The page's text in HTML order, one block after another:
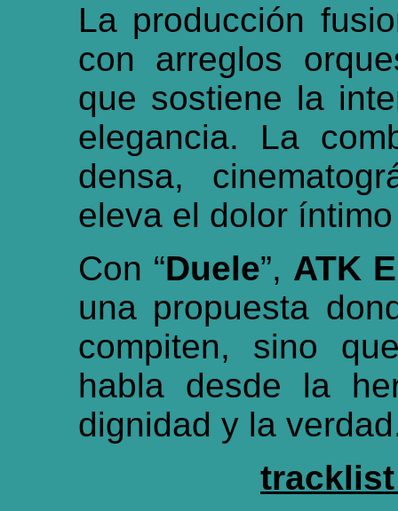
La producción
con arreglos
que sostiene la
elegancia. La
densa,
eleva el dolor
Con “Duele”, ATK
una propuesta
compiten, sino
habla desde la
dignidad y la